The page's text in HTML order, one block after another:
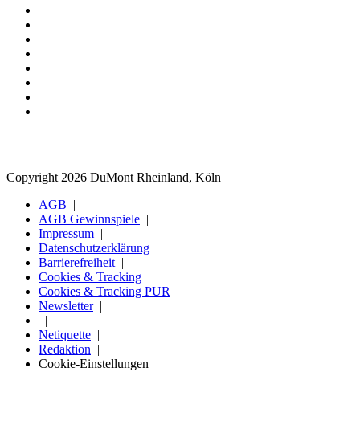
Copyright 2026 DuMont Rheinland, Köln
AGB
AGB Gewinnspiele
Impressum
Datenschutzerklärung
Barrierefreiheit
Cookies & Tracking
Cookies & Tracking PUR
Newsletter
Netiquette
Redaktion
Cookie-Einstellungen